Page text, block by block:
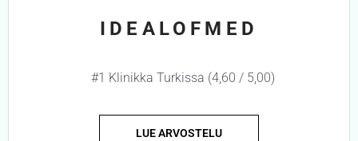
IDEALOFMED
#1 Klinikka Turkissa (4,60 / 5,00)
LUE ARVOSTELU